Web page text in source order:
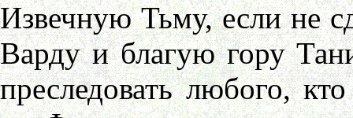
Извечную Тьму, если не
Варду и благую гору
преследовать любого,